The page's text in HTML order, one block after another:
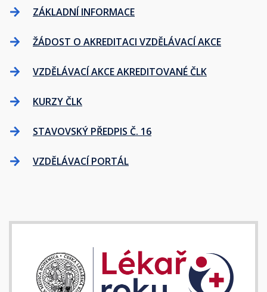
ZÁKLADNÍ INFORMACE
ŽÁDOST O AKREDITACI VZDĚLÁVACÍ AKCE
VZDĚLÁVACÍ AKCE AKREDITOVANÉ ČLK
KURZY ČLK
STAVOVSKÝ PŘEDPIS Č. 16
VZDĚLÁVACÍ PORTÁL